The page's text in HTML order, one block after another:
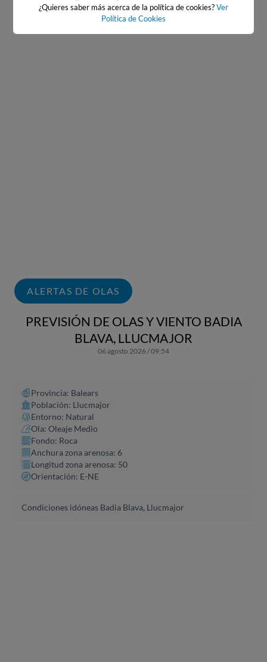
ALERTAS DE OLAS
PREVISIÓN DE OLAS Y VIENTO BADIA
BLAVA, LLUCMAJOR
06 agosto 2026 / 09:54
Provincia: Balears
Población: Llucmajor
Entorno: Natural
Ola: Oleaje Medio
Fondo: Roca
Anchura zona arenosa: 6
Longitud zona arenosa: 50
Orientación: E-NE
Condiciones idóneas Badia Blava, Llucmajor
¿Quieres saber más acerca de la política de cookies?Ver
Política de Cookies